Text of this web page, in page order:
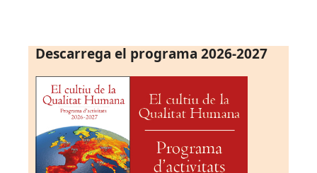
Descarrega el programa 2026-2027